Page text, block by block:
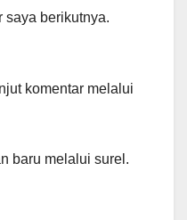
saya berikutnya.
komentar melalui
baru melalui surel.